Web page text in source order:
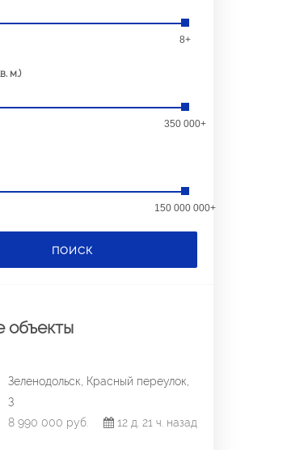
8+
м.)
350 000+
150 000 000+
ПОИСК
объекты
Зеленодольск, Красный переулок,
3
8 990 000 руб.
12 д. 21 ч. назад